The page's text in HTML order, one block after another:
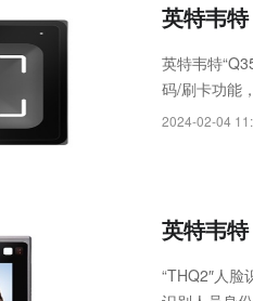
英特韦
英特韦特
码/刷卡功能
出方式，内
2024-02-04
英特韦
“THQ2″人